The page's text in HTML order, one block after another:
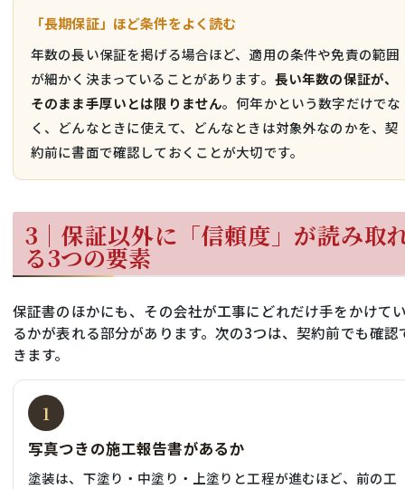
「長期保証」ほど条件をよく読む
年数の長い保証を掲げる場合ほど、適用の条件や免責の範囲
が細かく決まっていることがあります。 長い年数の保証が、
そのまま手厚いとは限りません。何年かという数字だけでな
く、どんなときに使えて、どんなときは対象外なのかを、契
約前に書面で確認しておくことが大切です。
3｜保証以外に「信頼度」が読み取
る3つの要素
保証書のほかにも、その会社が工事にどれだけ手をかけて
るかが表れる部分があります。次の3つは、契約前でも確認
きます。
1
写真つきの施工報告書があるか
塗装は、下塗り・中塗り・上塗りと工程が進むほど、前の工